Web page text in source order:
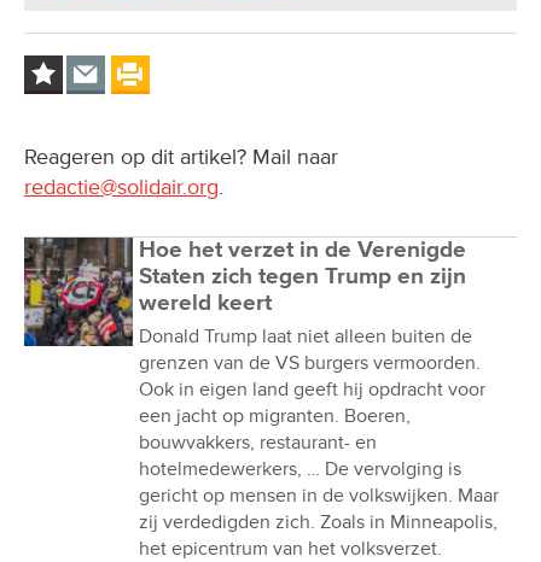
Reageren op dit artikel? Mail naar
redactie@solidair.org.
Hoe het verzet in de Verenigde
Staten zich tegen Trump en zijn
wereld keert
Donald Trump laat niet alleen buiten de
grenzen van de VS burgers vermoorden.
Ook in eigen land geeft hij opdracht voor
een jacht op migranten. Boeren,
bouwvakkers, restaurant- en
hotelmedewerkers, … De vervolging is
gericht op mensen in de volkswijken. Maar
zij verdedigden zich. Zoals in Minneapolis,
het epicentrum van het volksverzet.